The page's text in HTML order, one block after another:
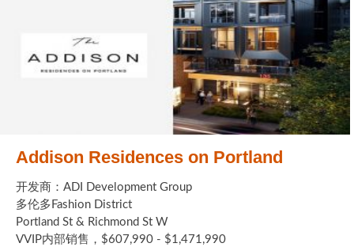
Addison Residences on Portland
开发商：ADI Development Group
多伦多Fashion District
Portland St & Richmond St W
VVIP内部销售，$607,990 - $1,471,990